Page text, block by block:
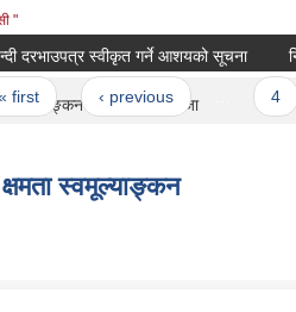
"
दरभाउपत्र स्वीकृत गर्ने आशयको सूचना
‹ previous …
स्वमूल्याङ्कन (LISA) को नतिजा
स्वमूल्याङ्कन